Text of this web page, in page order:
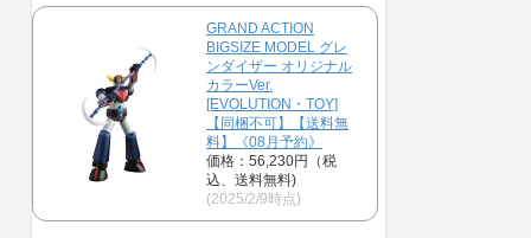
GRAND ACTION
BIGSIZE MODEL グレ
ンダイザー オリジナル
カラーVer.
[EVOLUTION・TOY]
【同梱不可】【送料無
料】《08月予約》
価格：56,230円（税
込、送料無料)
(2025/2/9時点)